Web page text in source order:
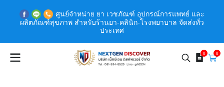
ศูนย์จำหน่าย ยา เวชภัณฑ์ อุปกรณ์การแพทย์ และ
ผลิตภัณฑ์สุขภาพ สำหรับร้านยา-คลินิก-โรงพยาบาล จัดส่งทั่ว
ประเทศ
0 0